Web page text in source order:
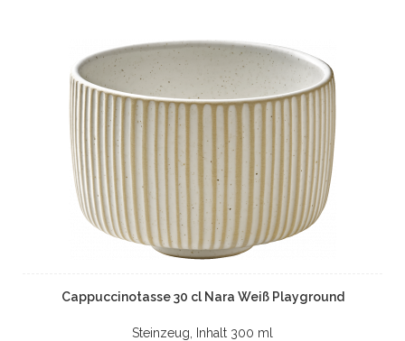
Cappuccinotasse 30 cl Nara Weiß Playground
Steinzeug, Inhalt 300 ml